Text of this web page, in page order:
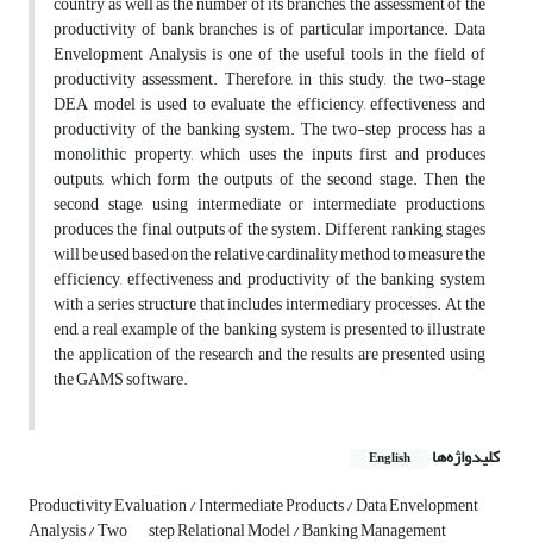
productivity of bank branches is of particular importance. Data
Envelopment Analysis is one of the useful tools in the field of
productivity assessment. Therefore, in this study, the two-stage
DEA model is used to evaluate the efficiency, effectiveness and
productivity of the banking system. The two-step process has a
monolithic property, which uses the inputs first and produces
outputs, which form the outputs of the second stage. Then the
second stage, using intermediate or intermediate productions,
produces the final outputs of the system. Different ranking stages
will be used based on the relative cardinality method to measure the
efficiency, effectiveness and productivity of the banking system
with a series structure that includes intermediary processes. At the
end, a real example of the banking system is presented to illustrate
the application of the research and the results are presented using
the GAMS software.
کلیدواژه‌ها English
Productivity Evaluation / Intermediate Products / Data Envelopment
Analysis / Two step Relational Model / Banking Management